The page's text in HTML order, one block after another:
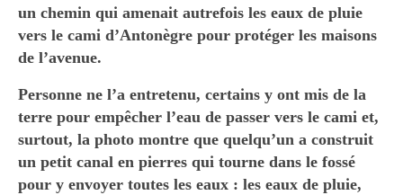
Législation des limites de propriété ;o)
Dénonciation > SAGE THAU
INGRIL
Combat de Titans
PUBLIC/PRIVÉ ?
Et le cadastre alors ?
un chemin qui amenait autrefois les eaux de pluie
vers le cami d’Antonègre pour protéger les maisons
de l’avenue.
Personne ne l’a entretenu, certains y ont mis de la
terre pour empêcher l’eau de passer vers le cami et,
surtout, la photo montre que quelqu’un a construit
un petit canal en pierres qui tourne dans le fossé
pour y envoyer toutes les eaux : les eaux de pluie,